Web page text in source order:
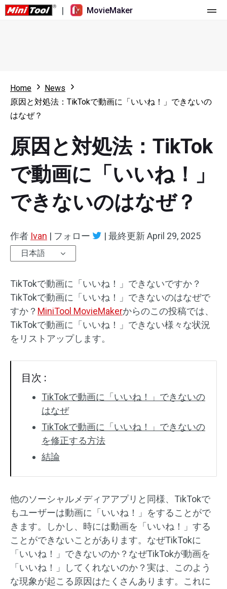
| MovieMaker
更新履歴
マルチトラック動画編集
アスペクト比
速度変更/リバース
オーディオエフェクト
動画エフェクト
動画色調整
回転/反転
リソース
ビデオ編集のヒント
画面録画ツール
動画変換ツール
オンライン動画ダウンロード ツール
Home
News
原因と対処法：TikTokで動画に「いいね！」できないの
はなぜ？
原因と対処法：TikTok
で動画に「いいね！」
できないのはなぜ？
作者 Ivan | フォロー | 最終更新April 29, 2025
日本語
TikTokで動画に「いいね！」できないですか？
TikTokで動画に「いいね！」できないのはなぜで
すか？ MiniTool MovieMakerからのこの投稿では、
TikTokで動画に「いいね！」できない様々な状況
をリストアップします。
目次 :
TikTokで動画に「いいね！」できないの
はなぜ
TikTokで動画に「いいね！」できないの
を修正する方法
結論
他のソーシャルメディアアプリと同様、TikTokで
もユーザーは動画に「いいね！」をすることがで
きます。しかし、時には動画を「いいね！」する
ことができないことがあります。なぜTikTokに
「いいね！」できないのか？なぜTikTokが動画を
「いいね！」してくれないのか？実は、このよう
な現象が起こる原因はたくさんあります。これに